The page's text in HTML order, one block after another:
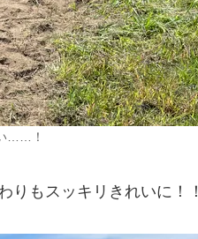
……！
りもスッキリきれいに！！